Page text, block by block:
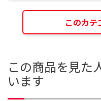
このカテ
この商品を見た
います